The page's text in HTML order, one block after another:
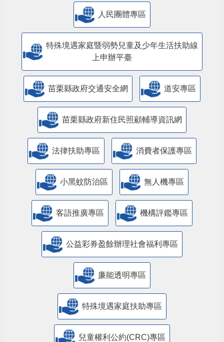
人民團體專區
特殊境遇家庭暨弱勢兒童及少年生活扶助線
上申辦平臺
苗栗縣政府交通安全網 道安專區
苗栗縣政府新住民照顧輔導資訊網
法律扶助專區 消費者保護專區
小黑蚊防治區 無人機專區
客語推廣專區 機構評鑑專區
公益彩券盈餘辦理社會福利專區
廉能透明專區
特殊境遇家庭扶助專區
兒童權利公約(CRC)專區